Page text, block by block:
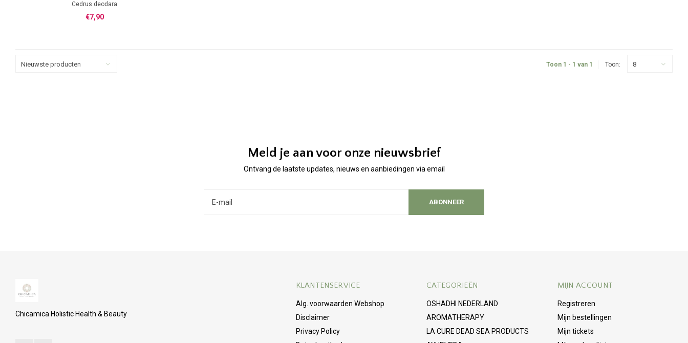
Cedrus deodara
100% zuivere essentiele olie
€7,90
Nieuwste producten Toon 1 - 1 van 1 Toon: 8
Meld je aan voor onze nieuwsbrief
Ontvang de laatste updates, nieuws en aanbiedingen via email
ABONNEER
Chicamica Holistic Health & Beauty
KLANTENSERVICE
Alg. voorwaarden Webshop
Disclaimer
Privacy Policy
CATEGORIEËN
OSHADHI NEDERLAND
AROMATHERAPY
LA CURE DEAD SEA PRODUCTS
MIJN ACCOUNT
Registreren
Mijn bestellingen
Mijn tickets